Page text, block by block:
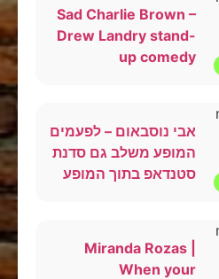
Sad Charlie Brown –
Drew Landry stand-
up comedy
אבי נוסבאום – לפעמים
המופע משלב גם סדנת
סטנדאפ בתוך המופע
Miranda Rozas |
When your